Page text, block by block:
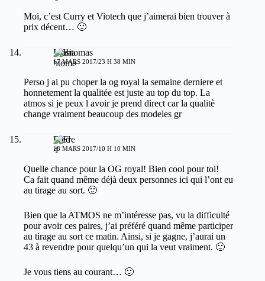
Moi, c’est Curry et Viotech que j’aimerai bien trouver à
prix décent… 🙂
Isiahtomas
17 MARS 2017/23 H 38 MIN
Perso j ai pu choper la og royal la semaine derniere et
honnetement la qualitée est juste au top du top. La
atmos si je peux l avoir je prend direct car la qualitè
change vraiment beaucoup des modeles gr
Fred
18 MARS 2017/10 H 10 MIN
Quelle chance pour la OG royal! Bien cool pour toi!
Ca fait quand même déjà deux personnes ici qui l’ont eu
au tirage au sort. 🙂
Bien que la ATMOS ne m’intéresse pas, vu la difficulté
pour avoir ces paires, j’ai préféré quand même participer
au tirage au sort ce matin. Ainsi, si je gagne, j’aurai un
43 à revendre pour quelqu’un qui la veut vraiment. 🙂
Je vous tiens au courant… 🙂